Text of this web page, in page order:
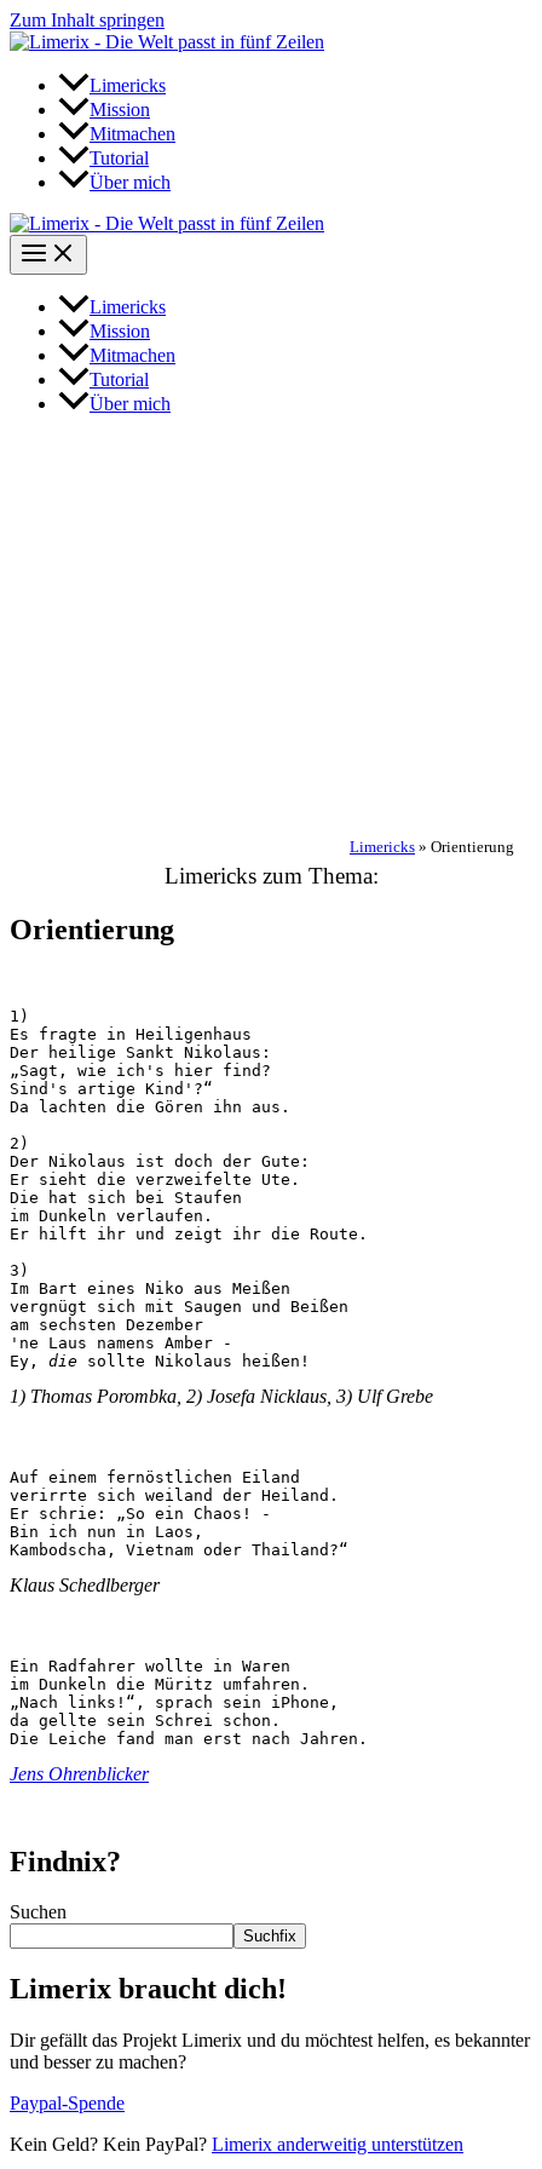
Zum Inhalt springen
Limericks
Mission
Mitmachen
Tutorial
Über mich
Limericks
Mission
Mitmachen
Tutorial
Über mich
Limericks » Orientierung
Limericks zum Thema:
Orientierung
1)
Es fragte in Heiligenhaus
Der heilige Sankt Nikolaus:
„Sagt, wie ich's hier find?
Sind's artige Kind'?“
Da lachten die Gören ihn aus.
2)
Der Nikolaus ist doch der Gute:
Er sieht die verzweifelte Ute.
Die hat sich bei Staufen
im Dunkeln verlaufen.
Er hilft ihr und zeigt ihr die Route.
3)
Im Bart eines Niko aus Meißen
vergnügt sich mit Saugen und Beißen
am sechsten Dezember
'ne Laus namens Amber -
Ey, die sollte Nikolaus heißen!
1) Thomas Porombka, 2) Josefa Nicklaus, 3) Ulf Grebe
Auf einem fernöstlichen Eiland
verirrte sich weiland der Heiland.
Er schrie: „So ein Chaos! -
Bin ich nun in Laos,
Kambodscha, Vietnam oder Thailand?“
Klaus Schedlberger
Ein Radfahrer wollte in Waren
im Dunkeln die Müritz umfahren.
„Nach links!“, sprach sein iPhone,
da gellte sein Schrei schon.
Die Leiche fand man erst nach Jahren.
Jens Ohrenblicker
Findnix?
Suchen
Suchfix
Limerix braucht dich!
Dir gefällt das Projekt Limerix und du möchtest helfen, es bekannter
und besser zu machen?
Paypal-Spende
Kein Geld? Kein PayPal? Limerix anderweitig unterstützen